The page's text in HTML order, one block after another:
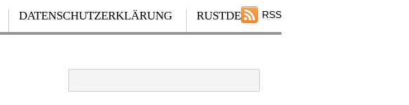
RSS
DATENSCHUTZERKLÄRUNG RUSTDESK